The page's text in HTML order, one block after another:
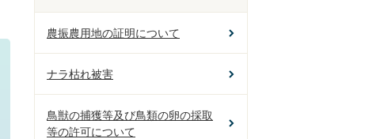
農振農用地の証明について
ナラ枯れ被害
鳥獣の捕獲等及び鳥類の卵の採取
等の許可について